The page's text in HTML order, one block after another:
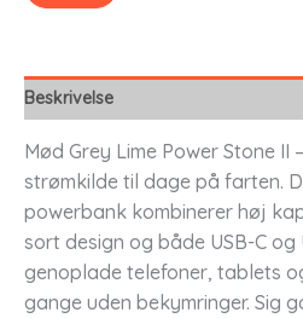
Beskrivelse
Mød Grey Lime Power Stone
strømkilde til dage på farten.
powerbank kombinerer høj
sort design og både USB-C
genoplade telefoner, tablets
gange uden bekymringer. Sig